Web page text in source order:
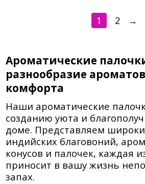
1 2 →
Ароматические
разнообразие
комфорта
Наши ароматические
созданию уюта и
доме. Представляем
индийских благовоний,
конусов и палочек, каждая
приносит в вашу жизнь
запах.